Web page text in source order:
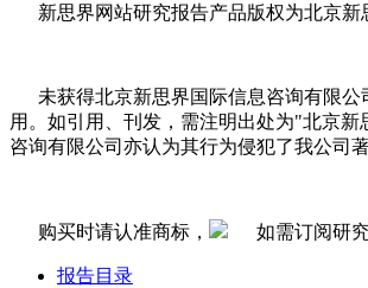
新思界网站研究报告产品版权为北京
未获得北京新思界国际信息咨询有限
用。如引用、刊发，需注明出处为"北京
咨询有限公司亦认为其行为侵犯了我公司
购买时请认准商标， 如需订阅研
报告目录